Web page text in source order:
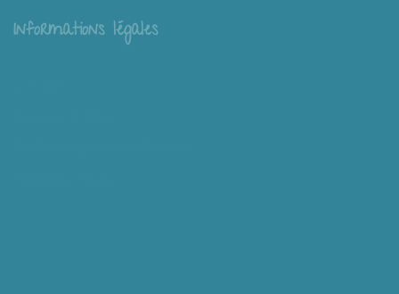
Informations légales